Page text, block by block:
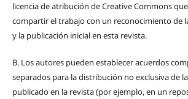
licencia de atribución de Creative Commons
compartir el trabajo con un reconocimiento de
y la publicación inicial en esta revista.
B. Los autores pueden establecer acuerdos
separados para la distribución no exclusiva de
publicado en la revista (por ejemplo, en un